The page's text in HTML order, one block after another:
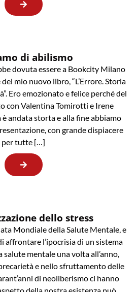
di abilismo
dovuta essere a Bookcity Milano
mio nuovo libro, “L’Errore. Storia
Ero emozionato e felice perché del
con Valentina Tomirotti e Irene
è andata storta e alla fine abbiamo
con grande dispiacere
per tutte […]
dello stress
Mondiale della Salute Mentale, e
affrontare l’ipocrisia di un sistema
salute mentale una volta all’anno,
e nello sfruttamento delle
di neoliberismo ci hanno